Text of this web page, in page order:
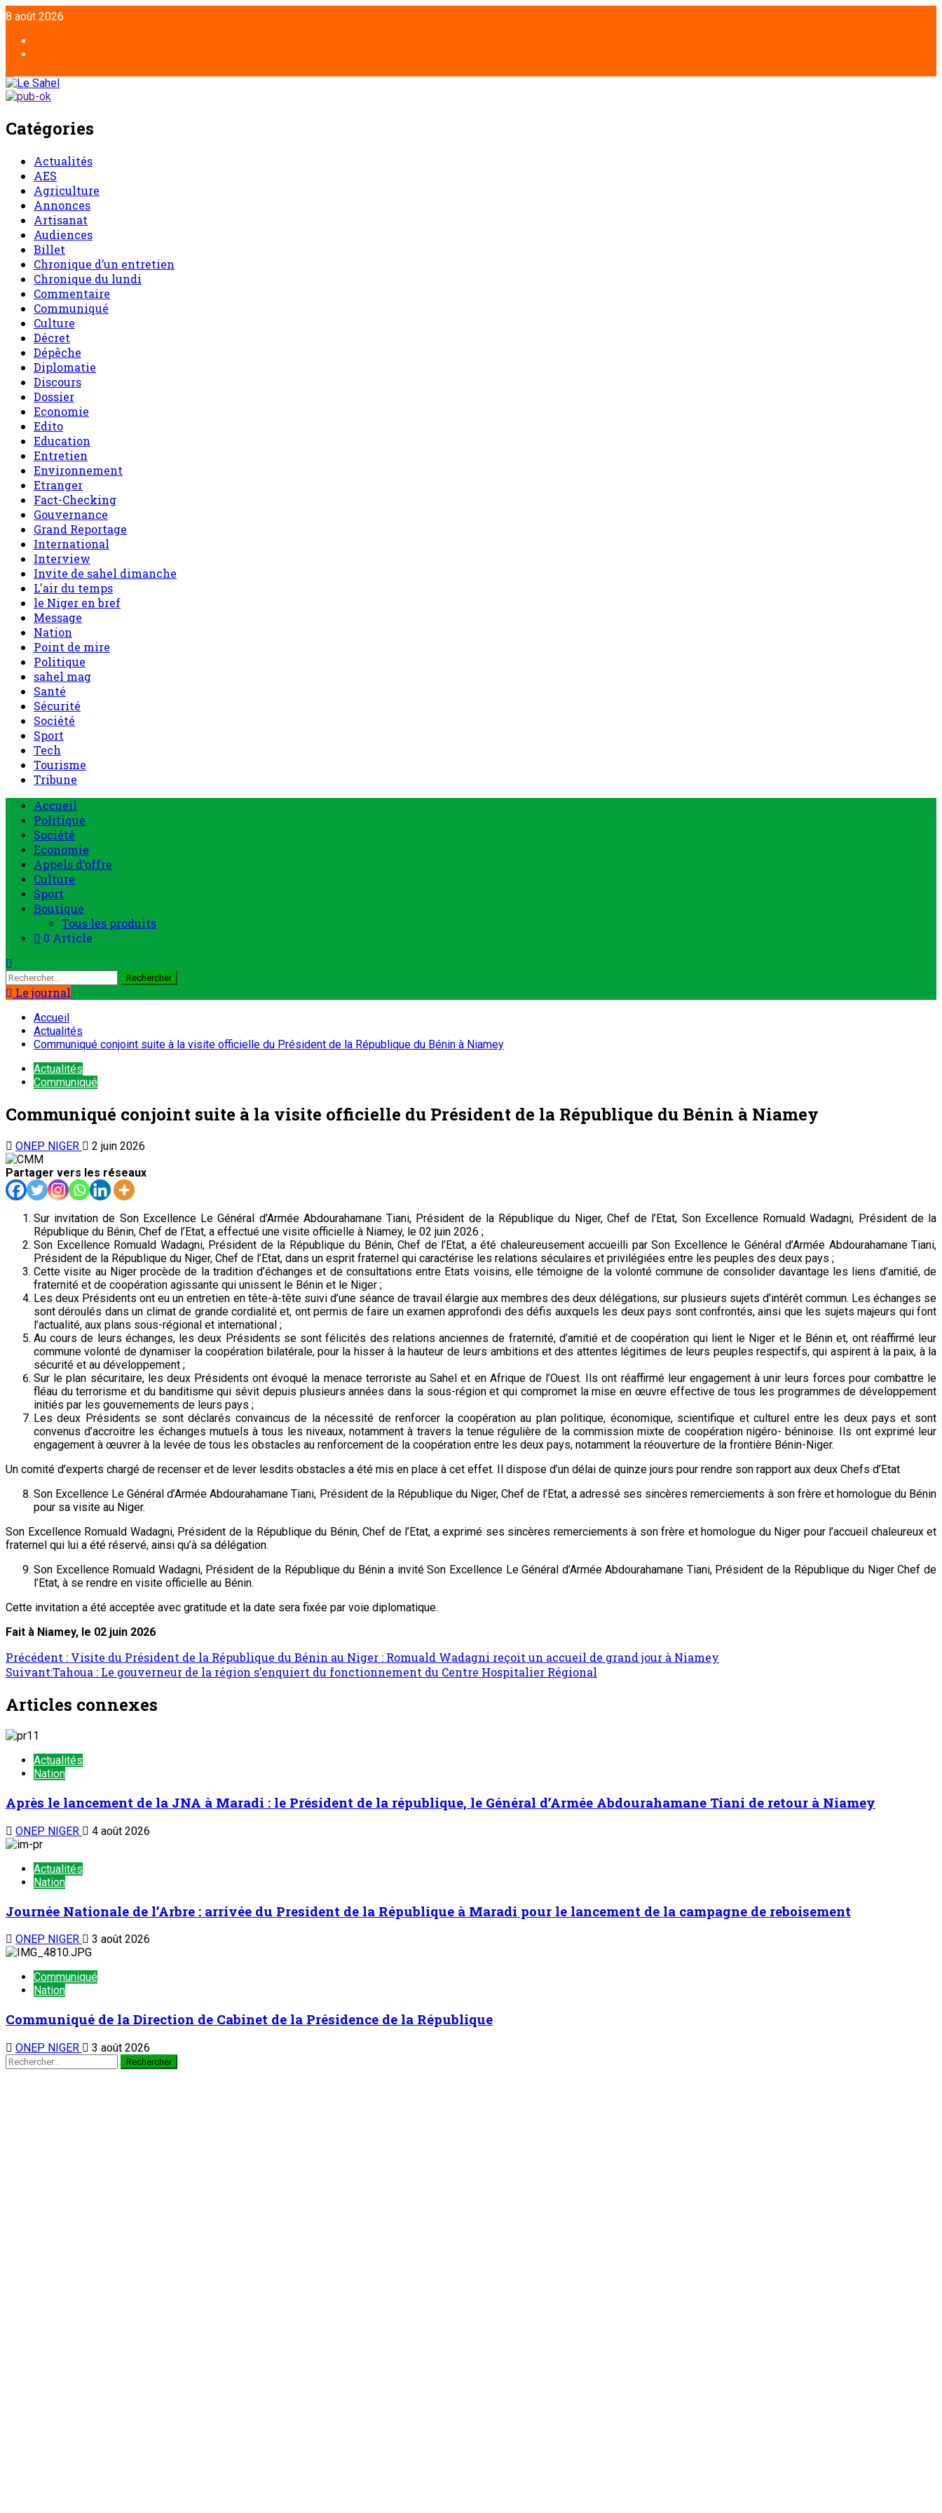
8 août 2026
Catégories
Actualités
AES
Agriculture
Annonces
Artisanat
Audiences
Billet
Chronique d’un entretien
Chronique du lundi
Commentaire
Communiqué
Culture
Décret
Dépêche
Diplomatie
Discours
Dossier
Economie
Edito
Education
Entretien
Environnement
Etranger
Fact-Checking
Gouvernance
Grand Reportage
International
Interview
Invite de sahel dimanche
L'air du temps
le Niger en bref
Message
Nation
Point de mire
Politique
sahel mag
Santé
Sécurité
Société
Sport
Tech
Tourisme
Tribune
Accueil
Politique
Société
Economie
Appels d’offre
Culture
Sport
Boutique
Tous les produits
0 Article
Le journal
Accueil
Actualités
Communiqué conjoint suite à la visite officielle du Président de la République du Bénin à Niamey
Actualités
Communiqué
Communiqué conjoint suite à la visite officielle du Président de la République du Bénin à Niamey
ONEP NIGER
2 juin 2026
Partager vers les réseaux
Sur invitation de Son Excellence Le Général d’Armée Abdourahamane Tiani, Président de la République du Niger, Chef de l’Etat, Son Excellence Romuald Wadagni, Président de la
République du Bénin, Chef de l’Etat, a effectué une visite officielle à Niamey, le 02 juin 2026 ;
Son Excellence Romuald Wadagni, Président de la République du Bénin, Chef de l’Etat, a été chaleureusement accueilli par Son Excellence le Général d’Armée Abdourahamane Tiani,
Président de la République du Niger, Chef de l’Etat, dans un esprit fraternel qui caractérise les relations séculaires et privilégiées entre les peuples des deux pays ;
Cette visite au Niger procède de la tradition d’échanges et de consultations entre Etats voisins, elle témoigne de la volonté commune de consolider davantage les liens d’amitié, de
fraternité et de coopération agissante qui unissent le Bénin et le Niger ;
Les deux Présidents ont eu un entretien en tête-à-tête suivi d’une séance de travail élargie aux membres des deux délégations, sur plusieurs sujets d’intérêt commun. Les échanges se
sont déroulés dans un climat de grande cordialité et, ont permis de faire un examen approfondi des défis auxquels les deux pays sont confrontés, ainsi que les sujets majeurs qui font
l’actualité, aux plans sous-régional et international ;
Au cours de leurs échanges, les deux Présidents se sont félicités des relations anciennes de fraternité, d’amitié et de coopération qui lient le Niger et le Bénin et, ont réaffirmé leur
commune volonté de dynamiser la coopération bilatérale, pour la hisser à la hauteur de leurs ambitions et des attentes légitimes de leurs peuples respectifs, qui aspirent à la paix, à la
sécurité et au développement ;
Sur le plan sécuritaire, les deux Présidents ont évoqué la menace terroriste au Sahel et en Afrique de l’Ouest. Ils ont réaffirmé leur engagement à unir leurs forces pour combattre le
fléau du terrorisme et du banditisme qui sévit depuis plusieurs années dans la sous-région et qui compromet la mise en œuvre effective de tous les programmes de développement
initiés par les gouvernements de leurs pays ;
Les deux Présidents se sont déclarés convaincus de la nécessité de renforcer la coopération au plan politique, économique, scientifique et culturel entre les deux pays et sont
convenus d’accroitre les échanges mutuels à tous les niveaux, notamment à travers la tenue régulière de la commission mixte de coopération nigéro- béninoise. Ils ont exprimé leur
engagement à œuvrer à la levée de tous les obstacles au renforcement de la coopération entre les deux pays, notamment la réouverture de la frontière Bénin-Niger.
Un comité d’experts chargé de recenser et de lever lesdits obstacles a été mis en place à cet effet. Il dispose d’un délai de quinze jours pour rendre son rapport aux deux Chefs d’Etat
Son Excellence Le Général d’Armée Abdourahamane Tiani, Président de la République du Niger, Chef de l’Etat, a adressé ses sincères remerciements à son frère et homologue du Bénin
pour sa visite au Niger.
Son Excellence Romuald Wadagni, Président de la République du Bénin, Chef de l’Etat, a exprimé ses sincères remerciements à son frère et homologue du Niger pour l’accueil chaleureux et
fraternel qui lui a été réservé, ainsi qu’à sa délégation.
Son Excellence Romuald Wadagni, Président de la République du Bénin a invité Son Excellence Le Général d’Armée Abdourahamane Tiani, Président de la République du Niger Chef de
l’Etat, à se rendre en visite officielle au Bénin.
Cette invitation a été acceptée avec gratitude et la date sera fixée par voie diplomatique.
Fait à Niamey, le 02 juin 2026
Précédent : Visite du Président de la République du Bénin au Niger : Romuald Wadagni reçoit un accueil de grand jour à Niamey
Suivant:Tahoua : Le gouverneur de la région s’enquiert du fonctionnement du Centre Hospitalier Régional
Articles connexes
Actualités
Nation
Après le lancement de la JNA à Maradi : le Président de la république, le Général d’Armée Abdourahamane Tiani de retour à Niamey
ONEP NIGER 4 août 2026
Actualités
Nation
Journée Nationale de l’Arbre : arrivée du President de la République à Maradi pour le lancement de la campagne de reboisement
ONEP NIGER 3 août 2026
Communiqué
Nation
Communiqué de la Direction de Cabinet de la Présidence de la République
ONEP NIGER 3 août 2026